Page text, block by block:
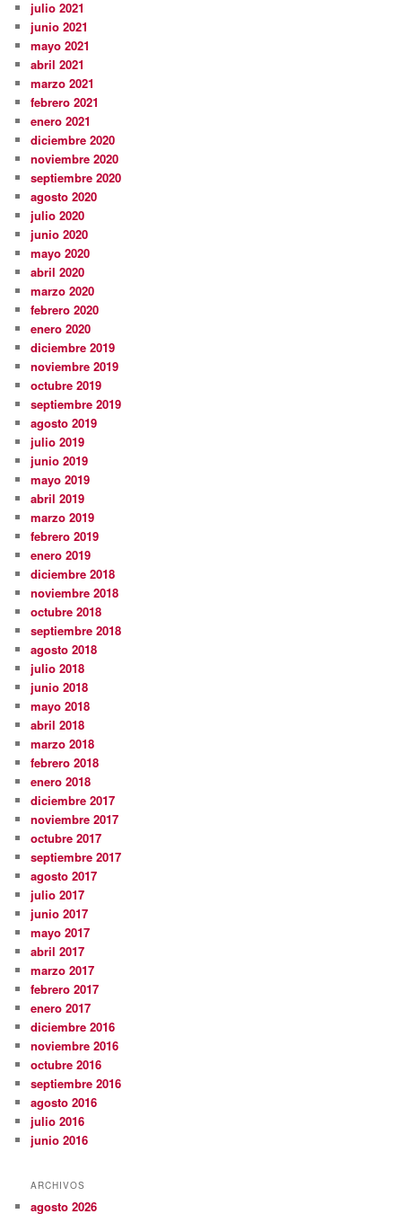
julio 2021
junio 2021
mayo 2021
abril 2021
marzo 2021
febrero 2021
enero 2021
diciembre 2020
noviembre 2020
septiembre 2020
agosto 2020
julio 2020
junio 2020
mayo 2020
abril 2020
marzo 2020
febrero 2020
enero 2020
diciembre 2019
noviembre 2019
octubre 2019
septiembre 2019
agosto 2019
julio 2019
junio 2019
mayo 2019
abril 2019
marzo 2019
febrero 2019
enero 2019
diciembre 2018
noviembre 2018
octubre 2018
septiembre 2018
agosto 2018
julio 2018
junio 2018
mayo 2018
abril 2018
marzo 2018
febrero 2018
enero 2018
diciembre 2017
noviembre 2017
octubre 2017
septiembre 2017
agosto 2017
julio 2017
junio 2017
mayo 2017
abril 2017
marzo 2017
febrero 2017
enero 2017
diciembre 2016
noviembre 2016
octubre 2016
septiembre 2016
agosto 2016
julio 2016
junio 2016
ARCHIVOS
agosto 2026